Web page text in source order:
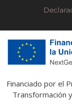
Financiado por el
Transformación